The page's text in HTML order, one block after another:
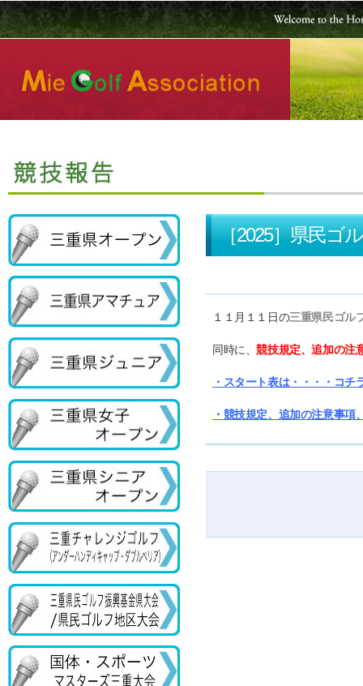
［2025］県民ゴ
１１月１１日の三重県民ゴル
同時に、競技規定、追加の注
・スタート表は・・・・コチ
・競技規定、追加の注意事